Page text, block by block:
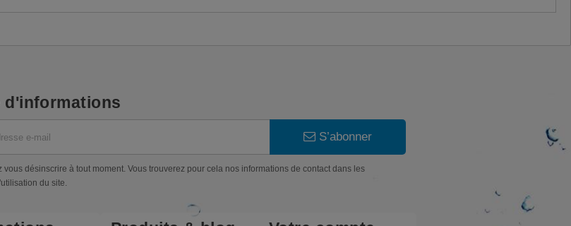
d'informations
S’abonner
vous désinscrire à tout moment. Vous trouverez pour cela nos informations de contact dans les
du site.